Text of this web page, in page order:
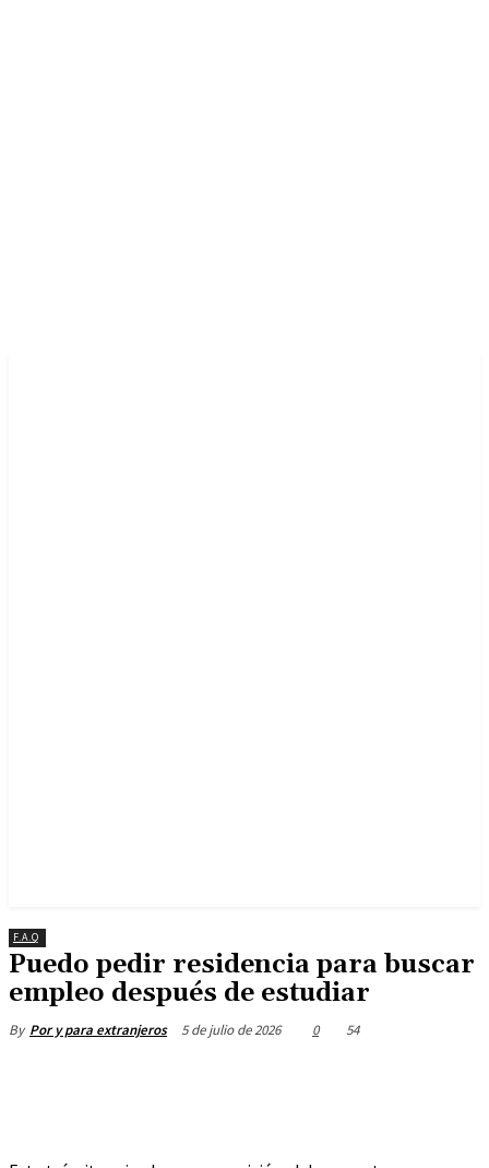
F.A.Q
Puedo pedir residencia para buscar
empleo después de estudiar
By Por y para extranjeros 5 de julio de 2026 0 54